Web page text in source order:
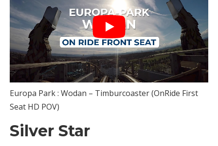
Europa Park : Wodan – Timburcoaster (OnRide First
Seat HD POV)
Silver Star